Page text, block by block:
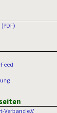
Verband e.V.